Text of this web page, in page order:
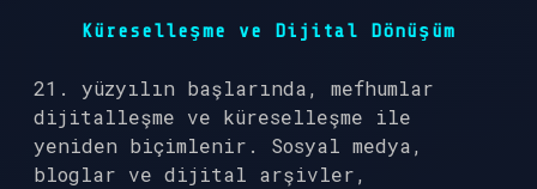
Küreselleşme ve Dijital Dönüşüm
21. yüzyılın başlarında, mefhumlar
dijitalleşme ve küreselleşme ile
yeniden biçimlenir. Sosyal medya,
bloglar ve dijital arşivler,